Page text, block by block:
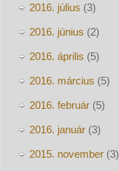
2016. július (3)
2016. június (2)
2016. április (5)
2016. március (5)
2016. február(5)
2016. január(3)
2015. november(3)